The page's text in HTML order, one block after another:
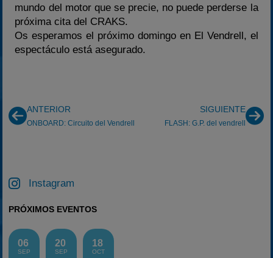
mundo del motor que se precie, no puede perderse la
próxima cita del CRAKS.
Os esperamos el próximo domingo en El Vendrell, el
espectáculo está asegurado.
ANTERIOR
ONBOARD: Circuito del Vendrell
SIGUIENTE
FLASH: G.P. del vendrell
Instagram
PRÓXIMOS EVENTOS
06
SEP
20
SEP
18
OCT